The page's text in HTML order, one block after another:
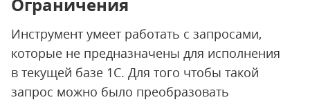
Ограничения
Инструмент умеет работать с запросами,
которые не предназначены для исполнения
в текущей базе 1С. Для того чтобы такой
запрос можно было преобразовать